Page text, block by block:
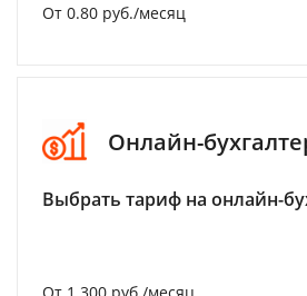
От 0.80 руб./месяц
Онлайн-
Выбрать тариф на онлайн-